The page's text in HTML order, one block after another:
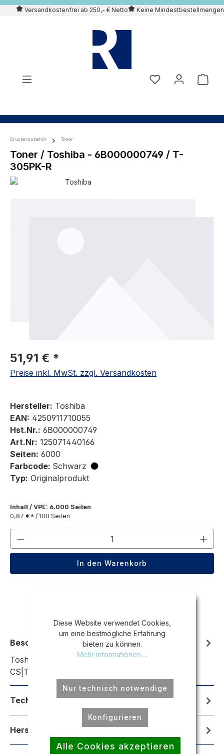
springen
Versandkostenfrei ab 250,- € Netto Keine Mindestbestellmengen
Druckerzubehör Toner
Toner / Toshiba - 6B000000749 / T-
305PK-R
51,91 € *
Preise inkl. MwSt. zzgl. Versandkosten
Hersteller: Toshiba
EAN: 4250911710055
Hst.Nr.: 6B000000749
Art.Nr: 125071440166
Seiten: 6000
Farbcode: Schwarz
Typ: Originalprodukt
Inhalt / VPE: 6.000 Seiten
0,87 €* / 100 Seiten
Produkt Anzahl: Gib den
In den Warenkorb
Beschreibung
Toshiba E-Studio 305 CP|Toshiba E-Studio 305
CS|Toshiba E-Studio 306 CS
Technische Daten
Hersteller
Diese Website verwendet Cookies,
um eine bestmögliche Erfahrung
bieten zu können.
Mehr Informationen ...
Nur technisch notwendige
Konfigurieren
Alle Cookies akzeptieren